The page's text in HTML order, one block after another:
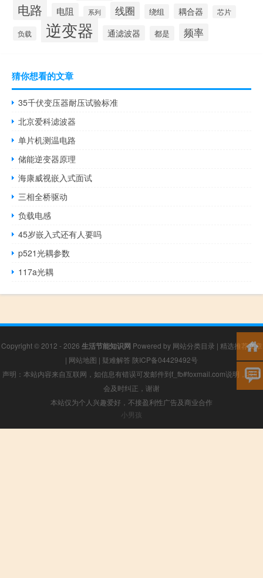
电路 电阻 系列 线圈 绕组 耦合器 芯片
负载 逆变器 通滤波器 都是 频率
猜你想看的文章
35千伏变压器耐压试验标准
北京爱科滤波器
单片机测温电路
储能逆变器原理
海康威视嵌入式面试
三相全桥驱动
负载电感
45岁嵌入式还有人要吗
p521光耦参数
117a光耦
Copyright © 2012 - 2026 生活节能知识网 Powered by 网站分类目录 | 精选推荐文章
| 网站地图 | 疑难解答 陕ICP备04429492号
声明：本站内容来自互联网，如信息有错误可发邮件到f_fb#foxmail.com说明，我们
会及时纠正，谢谢
本站仅为个人兴趣爱好，不接盈利性广告及商业合作
小男孩